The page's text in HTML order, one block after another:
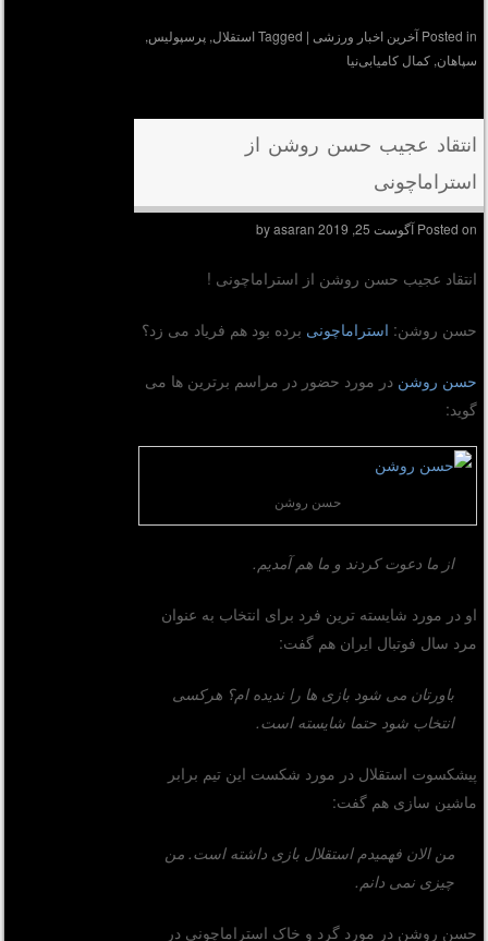
Posted inآخرین اخبار ورزشی |
Taggedاستقلال,پرسپولیس,
سپاهان,کمال کامیابی‌نیا
انتقاد عجیب حسن روشن از
استراماچونی
Posted onآگوست 25, 2019 by
asaran
انتقاد عجیب حسن روشن از استراماچونی !
حسن روشن:استراماچونی برده بود هم فریاد می زد؟
حسن روشندر مورد حضور در مراسم برترین ها می
گوید:
حسن روشن
از ما دعوت کردند و ما هم آمدیم.
او در مورد شایسته ترین فرد برای انتخاب به عنوان
مرد سال فوتبال ایران هم گفت:
باورتان می شود بازی ها را ندیده ام؟ هرکسی
انتخاب شود حتما شایسته است.
پیشکسوت استقلال در مورد شکست این تیم برابر
ماشین سازی هم گفت:
من الان فهمیدم استقلال بازی داشته است. من
چیزی نمی دانم.
حسن روشن در مورد گرد و خاک استراماچونی در